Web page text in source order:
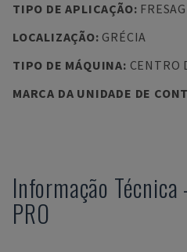
TIPO DE APLICAÇÃO:
LOCALIZAÇÃO: GRÉCIA
TIPO DE MÁQUINA: CENTRO
MARCA DA UNIDADE DE
Informação Técnica
PRO